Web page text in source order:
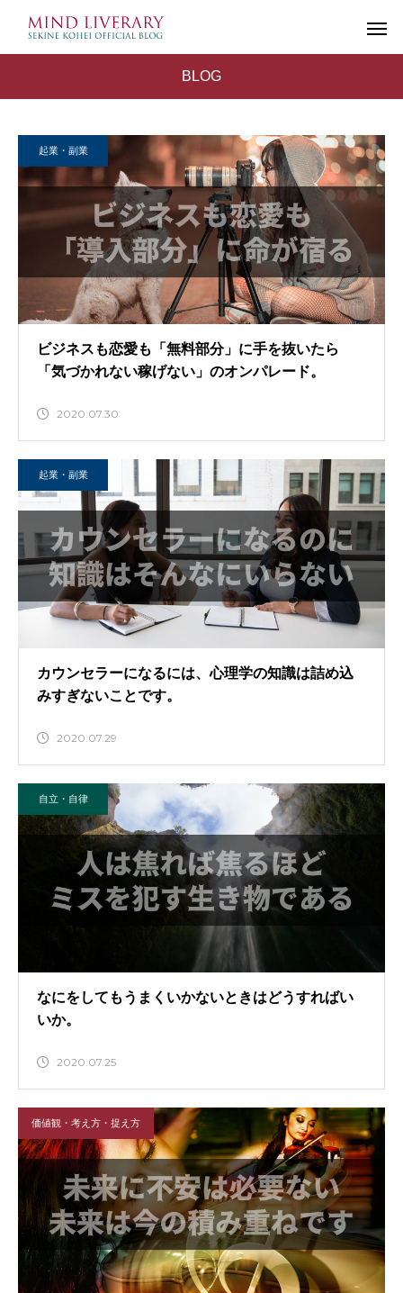
BLOG
起業・副業
ビジネスも恋愛も「無料部分」に手を抜いたら
「気づかれない稼げない」のオンパレード。
2020.07.30
起業・副業
カウンセラーになるには、心理学の知識は詰め込
みすぎないことです。
2020.07.29
自立・自律
なにをしてもうまくいかないときはどうすればい
いか。
2020.07.25
価値観・考え方・捉え方